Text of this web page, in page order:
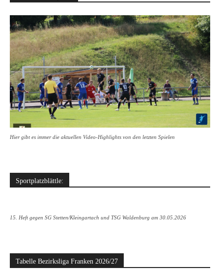
Hier gibt es immer die aktuellen Video-Highlights von den letzten Spielen
Sportplatzblättle:
15. Heft gegen SG Stetten/Kleingartach und TSG Waldenburg am 30.05.2026
Tabelle Bezirksliga Franken 2026/27